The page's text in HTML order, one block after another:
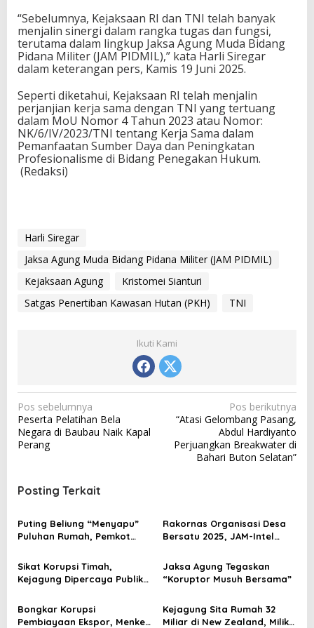
“Sebelumnya, Kejaksaan RI dan TNI telah banyak
menjalin sinergi dalam rangka tugas dan fungsi,
terutama dalam lingkup Jaksa Agung Muda Bidang
Pidana Militer (JAM PIDMIL),” kata Harli Siregar
dalam keterangan pers, Kamis 19 Juni 2025.
Seperti diketahui, Kejaksaan RI telah menjalin
perjanjian kerja sama dengan TNI yang tertuang
dalam MoU Nomor 4 Tahun 2023 atau Nomor:
NK/6/IV/2023/TNI tentang Kerja Sama dalam
Pemanfaatan Sumber Daya dan Peningkatan
Profesionalisme di Bidang Penegakan Hukum.
(Redaksi)
Harli Siregar
Jaksa Agung Muda Bidang Pidana Militer (JAM PIDMIL)
Kejaksaan Agung
Kristomei Sianturi
Satgas Penertiban Kawasan Hutan (PKH)
TNI
Ikuti Kami
N
a
v
g
s
i
p
o
s
Pos sebelumnya
Peserta Pelatihan Bela
Negara di Baubau Naik Kapal
Perang
Pos berikutnya
“Atasi Gelombang Pasang,
Abdul Hardiyanto
Perjuangkan Breakwater di
Bahari Buton Selatan”
Posting Terkait
Puting Beliung “Menyapu”
Puluhan Rumah, Pemkot
Terdampak
Rakornas Organisasi Desa
Bersatu 2025, JAM-Intel
Desa
Sikat Korupsi Timah,
Kejagung Dipercaya Publik
Jaksa Agung Tegaskan
“Koruptor Musuh Bersama”
Bongkar Korupsi
Pembiayaan Ekspor, Menkeu
Kejagung Sita Rumah 32
Miliar di New Zealand, Milik